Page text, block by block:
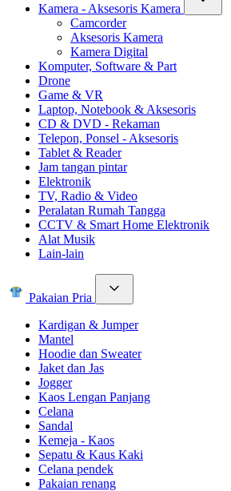
Kamera - Aksesoris Kamera
Camcorder
Aksesoris Kamera
Kamera Digital
Komputer, Software & Part
Drone
Game & VR
Laptop, Notebook & Aksesoris
CD & DVD - Rekaman
Telepon, Ponsel - Aksesoris
Tablet & Reader
Jam tangan pintar
Elektronik
TV, Radio & Video
Peralatan Rumah Tangga
CCTV & Smart Home Elektronik
Alat Musik
Lain-lain
Pakaian Pria
Kardigan & Jumper
Mantel
Hoodie dan Sweater
Jaket dan Jas
Jogger
Kaos Lengan Panjang
Celana
Sandal
Kemeja - Kaos
Sepatu & Kaus Kaki
Celana pendek
Pakaian renang